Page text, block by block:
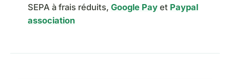
SEPA à frais réduits, Google Pay et Paypal
association